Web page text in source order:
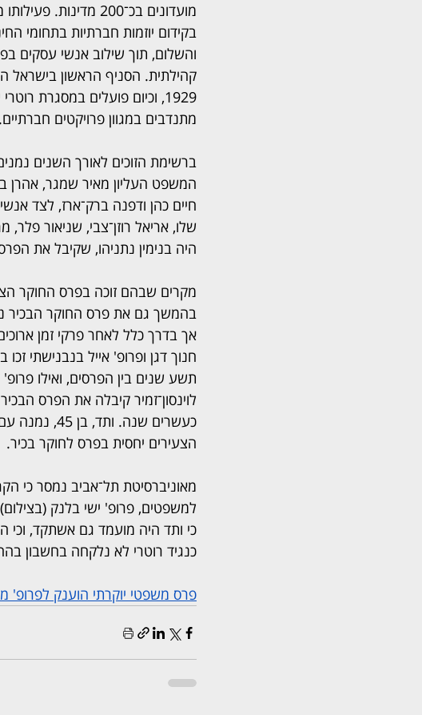
מועדונים בכ־200 מדינות.
בקידום יוזמות חברתיות בתחומי
והשלום, תוך שילוב אנשי עסקים
קהילתית. הסניף הראשון בישראל
1929, וכיום פועלים במסגרת
מתנדבים במגוון פרויקטים חברתיים.
ברשימת הזוכים לאורך השנים
המשפט העליון מאיר שמגר, אהרן
חיים כהן ודפנה ברק־ארז, לצד אנשי
שלו, אריאל רוזן־צבי, שניאור פלר,
היה בנימין נתניהו, שקיבל את הפרס בשנת 1987 בעת שכיהן
מקרים שבהם זוכה בפרס החוקר
בהמשך גם את פרס החוקר הבכיר
אך בדרך כלל לאחר פרקי זמן
חנוך דגן ופרופ' אייל בנבנישתי
תשע שנים בין הפרסים, ואילו
לוינסון־זמיר קיבלה את הפרס
כעשרים שנה. ותד, בן
הצעירים יחסית בפרס לחוקר בכיר.
מאוניברסיטת תל־אביב נמסר כי
למשפטים, פרופ' ישי בלנק
כי ותד היה מועמד גם אשתקד, וכי
כנגיד רוטרי לא נלקחה בחשבון
פרס משפטי יוקרתי הוענק לפרופ'